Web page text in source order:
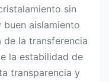
sin
aislamiento
la transferencia
la estabilidad de
transparencia y